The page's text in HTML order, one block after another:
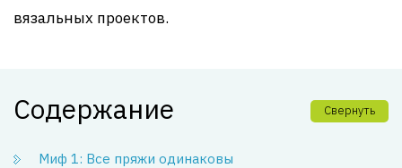
вязальных проектов.
Содержание Свернуть
Миф 1: Все пряжи одинаковы